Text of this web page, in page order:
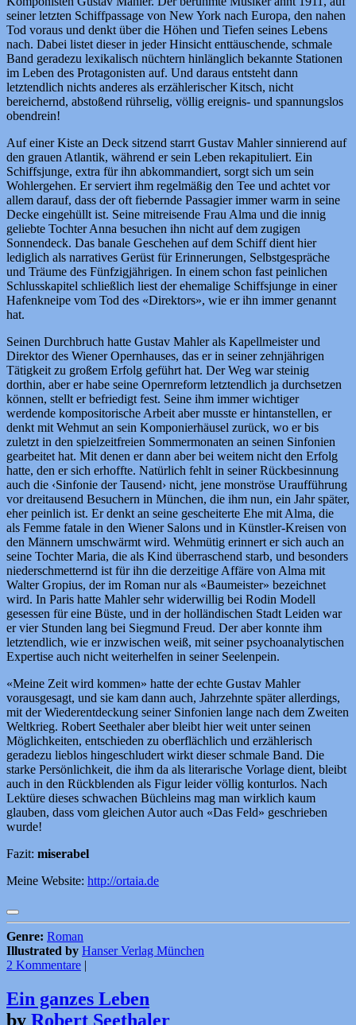
seiner letzten Schiffpassage von New York nach Europa, den nahen
Tod voraus und denkt über die Höhen und Tiefen seines Lebens
nach. Dabei listet dieser in jeder Hinsicht enttäuschende, schmale
Band geradezu lexikalisch nüchtern hinlänglich bekannte Stationen
im Leben des Protagonisten auf. Und daraus entsteht dann
letztendlich nichts anderes als erzählerischer Kitsch, nicht
bereichernd, abstoßend rührselig, völlig ereignis- und spannungslos
obendrein!
Auf einer Kiste an Deck sitzend starrt Gustav Mahler sinnierend auf
den grauen Atlantik, während er sein Leben rekapituliert. Ein
Schiffsjunge, extra für ihn abkommandiert, sorgt sich um sein
Wohlergehen. Er serviert ihm regelmäßig den Tee und achtet vor
allem darauf, dass der oft fiebernde Passagier immer warm in seine
Decke eingehüllt ist. Seine mitreisende Frau Alma und die innig
geliebte Tochter Anna besuchen ihn nicht auf dem zugigen
Sonnendeck. Das banale Geschehen auf dem Schiff dient hier
lediglich als narratives Gerüst für Erinnerungen, Selbstgespräche
und Träume des Fünfzigjährigen. In einem schon fast peinlichen
Schlusskapitel schließlich liest der ehemalige Schiffsjunge in einer
Hafenkneipe vom Tod des «Direktors», wie er ihn immer genannt
hat.
Seinen Durchbruch hatte Gustav Mahler als Kapellmeister und
Direktor des Wiener Opernhauses, das er in seiner zehnjährigen
Tätigkeit zu großem Erfolg geführt hat. Der Weg war steinig
dorthin, aber er habe seine Opernreform letztendlich ja durchsetzen
können, stellt er befriedigt fest. Seine ihm immer wichtiger
werdende kompositorische Arbeit aber musste er hintanstellen, er
denkt mit Wehmut an sein Komponierhäusel zurück, wo er bis
zuletzt in den spielzeitfreien Sommermonaten an seinen Sinfonien
gearbeitet hat. Mit denen er dann aber bei weitem nicht den Erfolg
hatte, den er sich erhoffte. Natürlich fehlt in seiner Rückbesinnung
auch die ‹Sinfonie der Tausend› nicht, jene monströse Uraufführung
vor dreitausend Besuchern in München, die ihm nun, ein Jahr später,
eher peinlich ist. Er denkt an seine gescheiterte Ehe mit Alma, die
als Femme fatale in den Wiener Salons und in Künstler-Kreisen von
den Männern umschwärmt wird. Wehmütig erinnert er sich auch an
seine Tochter Maria, die als Kind überraschend starb, und besonders
niederschmetternd ist für ihn die derzeitige Affäre von Alma mit
Walter Gropius, der im Roman nur als «Baumeister» bezeichnet
wird. In Paris hatte Mahler sehr widerwillig bei Rodin Modell
gesessen für eine Büste, und in der holländischen Stadt Leiden war
er vier Stunden lang bei Siegmund Freud. Der aber konnte ihm
letztendlich, wie er inzwischen weiß, mit seiner psychoanalytischen
Expertise auch nicht weiterhelfen in seiner Seelenpein.
«Meine Zeit wird kommen» hatte der echte Gustav Mahler
vorausgesagt, und sie kam dann auch, Jahrzehnte später allerdings,
mit der Wiederentdeckung seiner Sinfonien lange nach dem Zweiten
Weltkrieg. Robert Seethaler aber bleibt hier weit unter seinen
Möglichkeiten, entschieden zu oberflächlich und erzählerisch
geradezu lieblos hingeschludert wirkt dieser schmale Band. Die
starke Persönlichkeit, die ihm da als literarische Vorlage dient, bleibt
auch in den Rückblenden als Figur leider völlig konturlos. Nach
Lektüre dieses schwachen Büchleins mag man wirklich kaum
glauben, dass vom gleichen Autor auch «Das Feld» geschrieben
wurde!
Fazit: miserabel
Meine Website: http://ortaia.de
Genre: Roman
Illustrated by Hanser Verlag München
2 Kommentare |
Ein ganzes Leben
by Robert Seethaler